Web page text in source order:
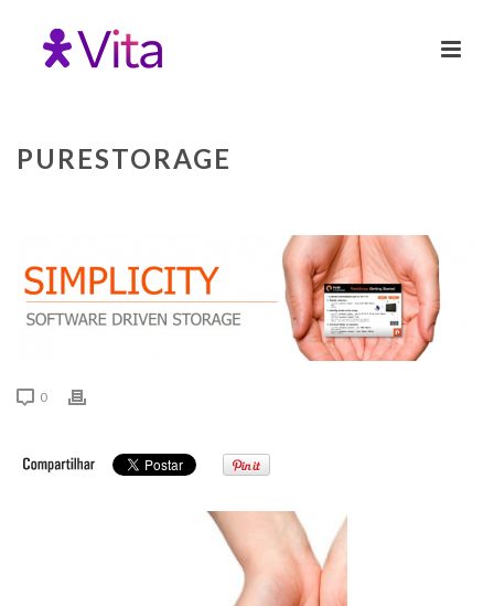
PURESTORAGE
0